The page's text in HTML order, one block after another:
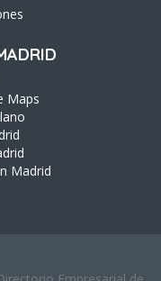
Maps
Madrid